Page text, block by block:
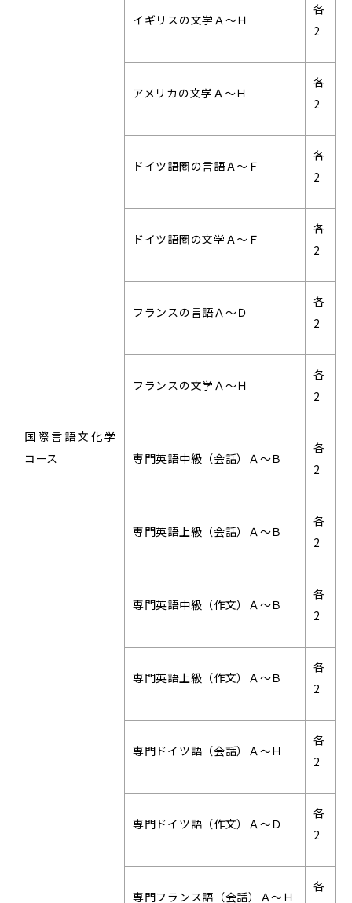
国際言語文化学
コース
イギリスの文学Ａ～Ｈ
各
2
アメリカの文学Ａ～Ｈ
各
2
ドイツ語圏の言語Ａ～Ｆ
各
2
ドイツ語圏の文学Ａ～Ｆ
各
2
フランスの言語Ａ～Ｄ
各
2
フランスの文学Ａ～Ｈ
各
2
専門英語中級（会話）Ａ～Ｂ
各
2
専門英語上級（会話）Ａ～Ｂ
各
2
専門英語中級（作文）Ａ～Ｂ
各
2
専門英語上級（作文）Ａ～Ｂ
各
2
専門ドイツ語（会話）Ａ～Ｈ
各
2
専門ドイツ語（作文）Ａ～Ｄ
各
2
専門フランス語（会話）Ａ～Ｈ
各